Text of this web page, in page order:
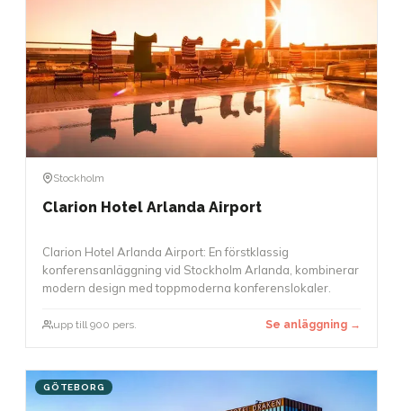
Stockholm
Clarion Hotel Arlanda Airport
Clarion Hotel Arlanda Airport: En förstklassig
konferensanläggning vid Stockholm Arlanda, kombinerar
modern design med toppmoderna konferenslokaler.
upp till 900 pers. Se anläggning →
GÖTEBORG